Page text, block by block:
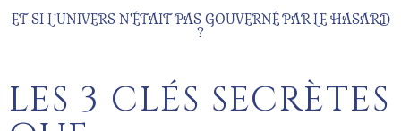
ET SI L'UNIVERS N'ÉTAIT PAS GOUVERNÉ PAR LE HASARD
?
LES 3 CLÉS SECRÈTES